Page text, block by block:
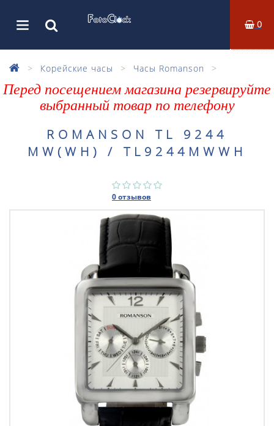
0
Корейские часы Часы Romanson
Перед посещением магазина резервируйте
выбранный товар по телефону
ROMANSON TL 9244
MW(WH) / TL9244MWWH
0 отзывов